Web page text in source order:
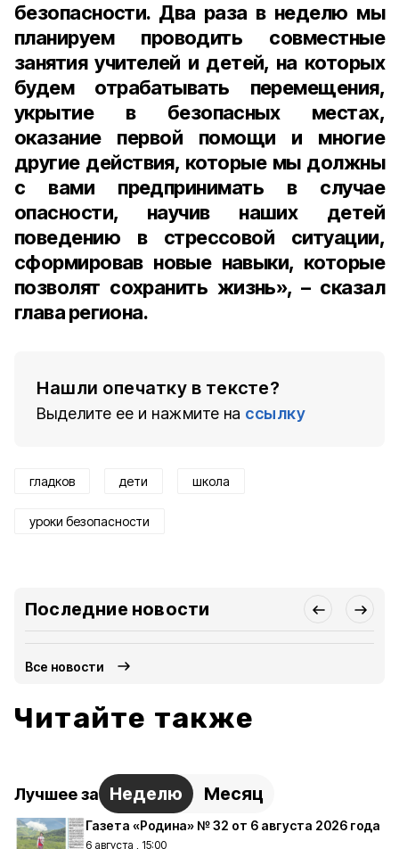
безопасности. Два раза в неделю мы
планируем проводить совместные
занятия учителей и детей, на которых
будем отрабатывать перемещения,
укрытие в безопасных местах,
оказание первой помощи и многие
другие действия, которые мы должны
с вами предпринимать в случае
опасности, научив наших детей
поведению в стрессовой ситуации,
сформировав новые навыки, которые
позволят сохранить жизнь», – сказал
глава региона.
Нашли опечатку в тексте?
Выделите ее и нажмите на ссылку
гладков дети школа
уроки безопасности
Последние новости
Все новости
Читайте также
Лучшее за Неделю Месяц
Газета «Родина» № 32 от 6 августа 2026 года
6 августа , 15:00